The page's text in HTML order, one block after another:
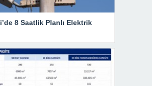
8 Saatlik Planlı Elektrik